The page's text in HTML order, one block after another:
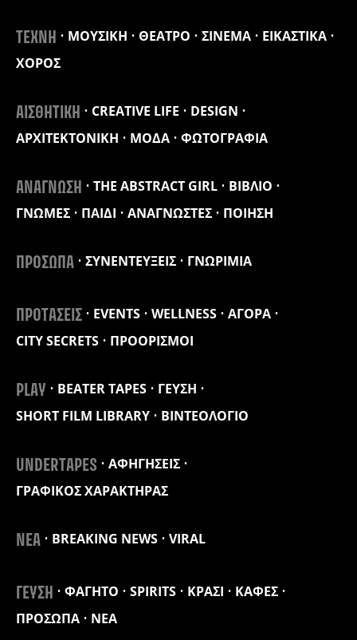
ΤΕΧΝΗ ΜΟΥΣΙΚΗ ΘΕΑΤΡΟ ΣΙΝΕΜΑ
ΕΙΚΑΣΤΙΚΑ
ΧΟΡΟΣ
ΑΙΣΘΗΤΙΚΗ CREATIVE LIFE
DESIGN
ΑΡΧΙΤΕΚΤΟΝΙΚΗ
ΜΟΔΑ ΦΩΤΟΓΡΑΦΙΑ
ΑΝΑΓΝΩΣΗ THE ABSTRACT GIRL
ΒΙΒΛΙΟ
ΓΝΩΜΕΣ
ΠΑΙΔΙ ΑΝΑΓΝΩΣΤΕΣ ΠΟΙΗΣΗ
ΠΡΟΣΩΠΑ ΣΥΝΕΝΤΕΥΞΕΙΣ ΓΝΩΡΙΜΙΑ
ΠΡΟΤΑΣΕΙΣ EVENTS WELLNESS
ΑΓΟΡΑ
CITY SECRETS
ΠΡΟΟΡΙΣΜΟΙ
PLAY BEATER TAPES
ΓΕΥΣΗ
SHORT FILM LIBRARY
ΒΙΝΤΕΟΛΟΓΙΟ
UNDERTAPES
ΑΦΗΓΗΣΕΙΣ
ΓΡΑΦΙΚΟΣ ΧΑΡΑΚΤΗΡΑΣ
ΝΕΑ BREAKING NEWS VIRAL
ΓΕΥΣΗ ΦΑΓΗΤΟ SPIRITS ΚΡΑΣΙ
ΚΑΦΕΣ
ΠΡΟΣΩΠΑ
ΝΕΑ